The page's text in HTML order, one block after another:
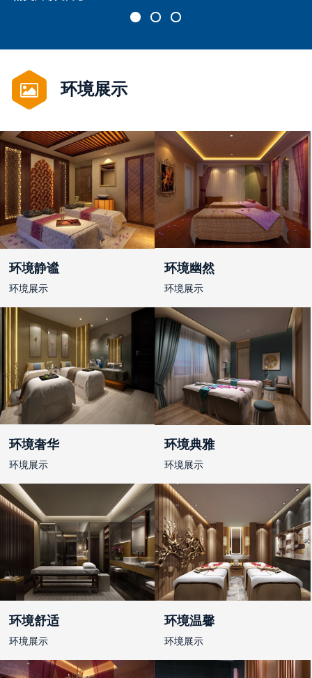
环境展示
环境静谧
环境展示
环境幽然
环境展示
环境奢华
环境展示
环境典雅
环境展示
环境舒适
环境展示
环境温馨
环境展示